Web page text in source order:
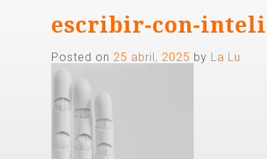
escribir-con-
Posted on 25 abril, 2025 by La Lu